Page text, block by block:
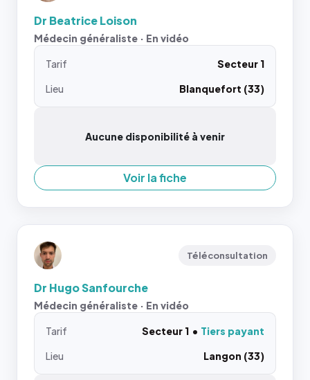
Dr Beatrice Loison
Médecin généraliste · En vidéo
Tarif
Secteur 1
Lieu
Blanquefort (33)
Aucune disponibilité à venir
Voir la fiche
Téléconsultation
Dr Hugo Sanfourche
Médecin généraliste · En vidéo
Tarif Secteur 1
Tiers payant
Lieu
Langon (33)